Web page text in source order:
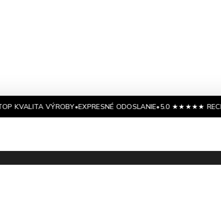
VÝROBY•EXPRESNÉ ODOSLANIE•5.0 ★★★★★